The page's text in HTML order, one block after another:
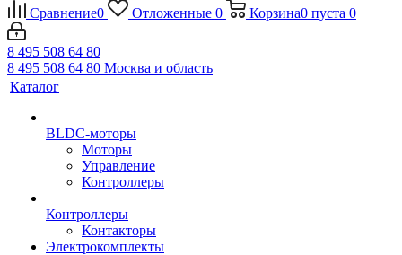
Сравнение0 Отложенные 0 Корзина0 пуста 0
8 495 508 64 80
8 495 508 64 80 Москва и область
Каталог
BLDC-моторы
Моторы
Управление
Контроллеры
Контроллеры
Контакторы
Электрокомплекты